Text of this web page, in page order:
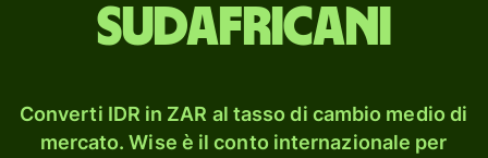
sudafricani
Converti IDR in ZAR al tasso di cambio medio di
mercato. Wise è il conto internazionale per